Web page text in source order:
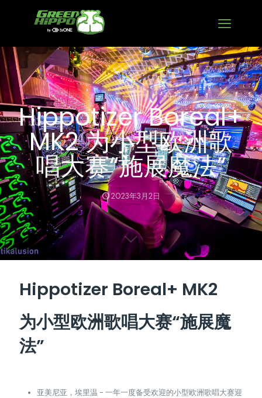
Hippotizer Boreal+
MK2 为小型欧洲歌
唱大赛“施展魔法”
2023年3月2日
Hippotizer Boreal+ MK2
为小型欧洲歌唱大赛“施展魔
法”
亚美尼亚，埃里温 - 一年一度备受欢迎的小型欧洲歌唱大赛迎